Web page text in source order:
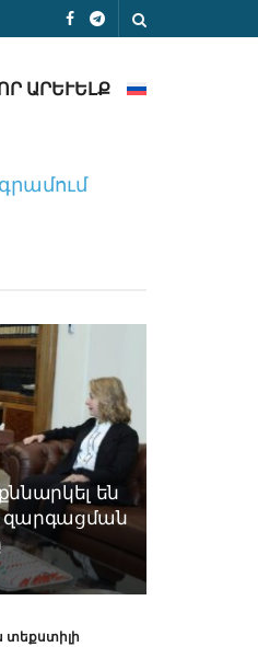
ԱՐԵՒԵԼՔ
են
զարգացման
տեքստիլի